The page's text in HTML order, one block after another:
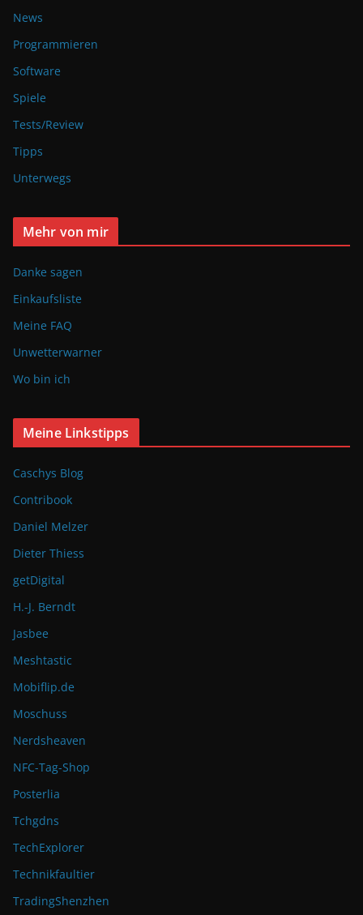
News
Programmieren
Software
Spiele
Tests/Review
Tipps
Unterwegs
Mehr von mir
Danke sagen
Einkaufsliste
Meine FAQ
Unwetterwarner
Wo bin ich
Meine Linkstipps
Caschys Blog
Contribook
Daniel Melzer
Dieter Thiess
getDigital
H.-J. Berndt
Jasbee
Meshtastic
Mobiflip.de
Moschuss
Nerdsheaven
NFC-Tag-Shop
Posterlia
Tchgdns
TechExplorer
Technikfaultier
TradingShenzhen